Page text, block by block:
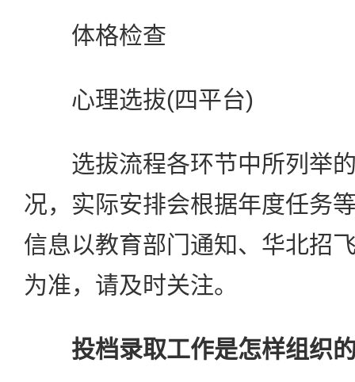
体格检查
心理选拔(四平台)
选拔流程各环节中所列举的
况，实际安排会根据年度任务
信息以教育部门通知、华北招
为准，请及时关注。
投档录取工作是怎样组织